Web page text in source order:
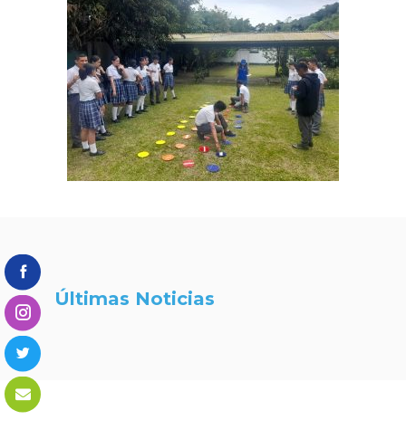
Últimas Noticias